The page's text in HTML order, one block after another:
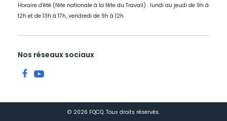
Horaire d’été (fête nationale à la fête du Travail) : lundi au jeudi de 9h à
12h et de 13h à 17h, vendredi de 9h à 12h
Nos réseaux sociaux
© 2026 FQCQ. Tous droits réservés.